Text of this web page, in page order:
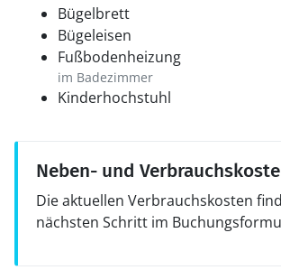
Bügelbrett
Bügeleisen
Fußbodenheizung
im Badezimmer
Kinderhochstuhl
Neben- und
Die aktuellen Verbrauchskosten
nächsten Schritt im